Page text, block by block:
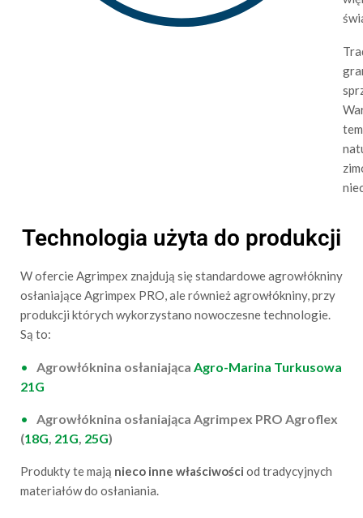
Technologia użyta do produkcji
W ofercie Agrimpex znajdują się standardowe agrowłókniny
osłaniające Agrimpex PRO, ale również agrowłókniny, przy
produkcji których wykorzystano nowoczesne technologie.
Są to:
Agrowłóknina osłaniająca Agro-Marina Turkusowa
21G
Agrowłóknina osłaniająca Agrimpex PRO Agroflex
(18G, 21G, 25G)
Produkty te mają nieco inne właściwości od tradycyjnych
materiałów do osłaniania.